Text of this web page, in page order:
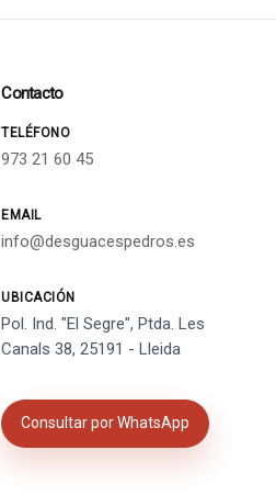
Contacto
TELÉFONO
973 21 60 45
EMAIL
info@desguacespedros.es
UBICACIÓN
Pol. Ind. "El Segre", Ptda. Les
Canals 38, 25191 - Lleida
Consultar por WhatsApp